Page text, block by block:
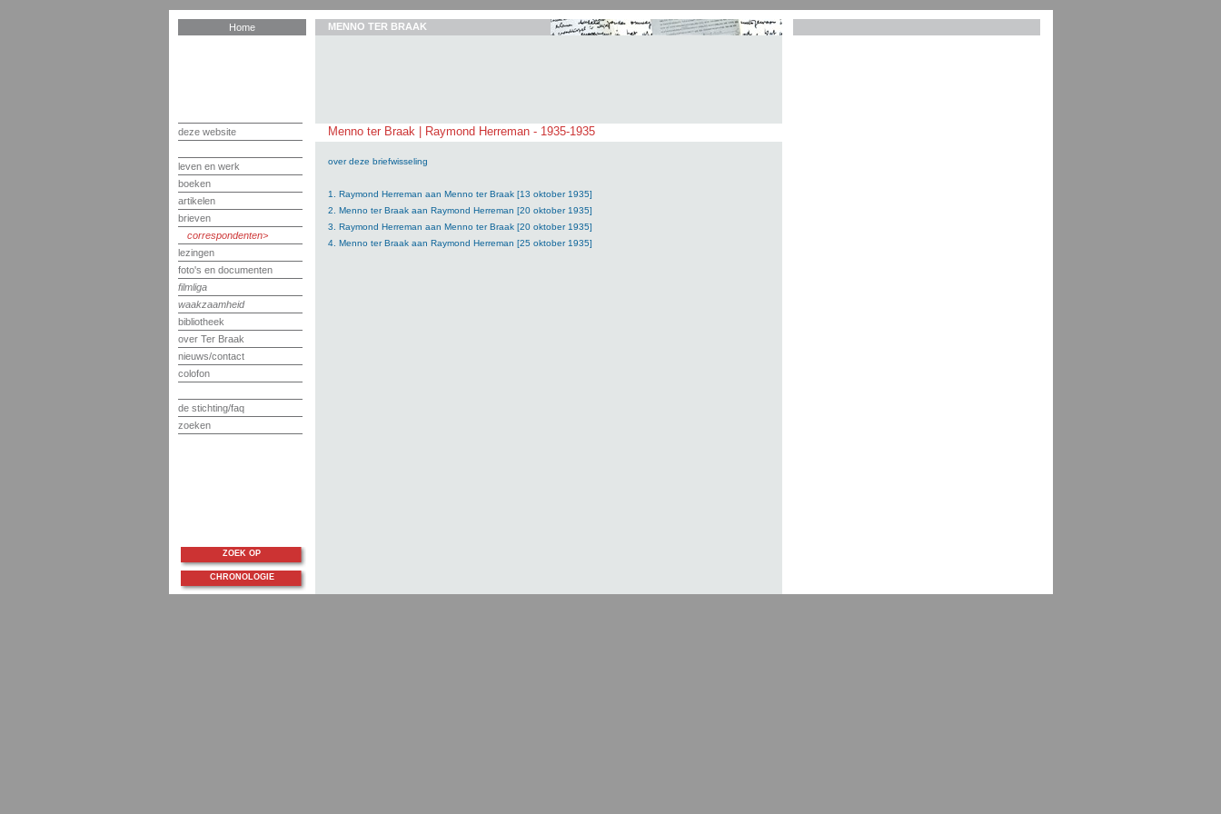
Home
deze website
leven en werk
boeken
artikelen
brieven
correspondenten
lezingen
foto's en documenten
filmliga
waakzaamheid
bibliotheek
over Ter Braak
nieuws/contact
colofon
de stichting/faq
zoeken
MENNO TER BRAAK
Menno ter Braak | Raymond Herreman - 1935-1935
over deze briefwisseling
1. Raymond Herreman aan Menno ter Braak [13 oktober 1935]
2. Menno ter Braak aan Raymond Herreman [20 oktober 1935]
3. Raymond Herreman aan Menno ter Braak [20 oktober 1935]
4. Menno ter Braak aan Raymond Herreman [25 oktober 1935]
ZOEK OP
CHRONOLOGIE